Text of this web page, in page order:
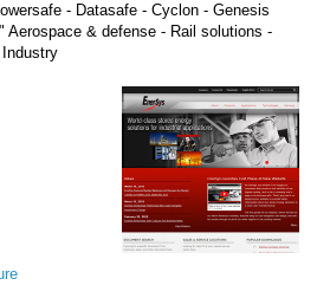
- Datasafe - Cyclon - Genesis
Aerospace & defense - Rail solutions -